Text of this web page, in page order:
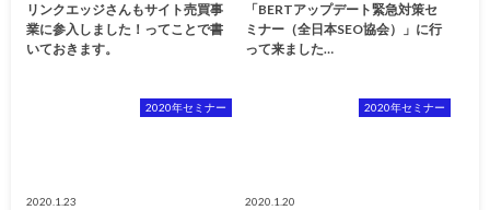
リンクエッジさんもサイト売買事
業に参入しました！ってことで書
いておきます。
「BERTアップデート緊急対策セ
ミナー（全日本SEO協会）」に行
って来ました…
2020年セミナー
2020.1.23
2020年セミナー
2020.1.20